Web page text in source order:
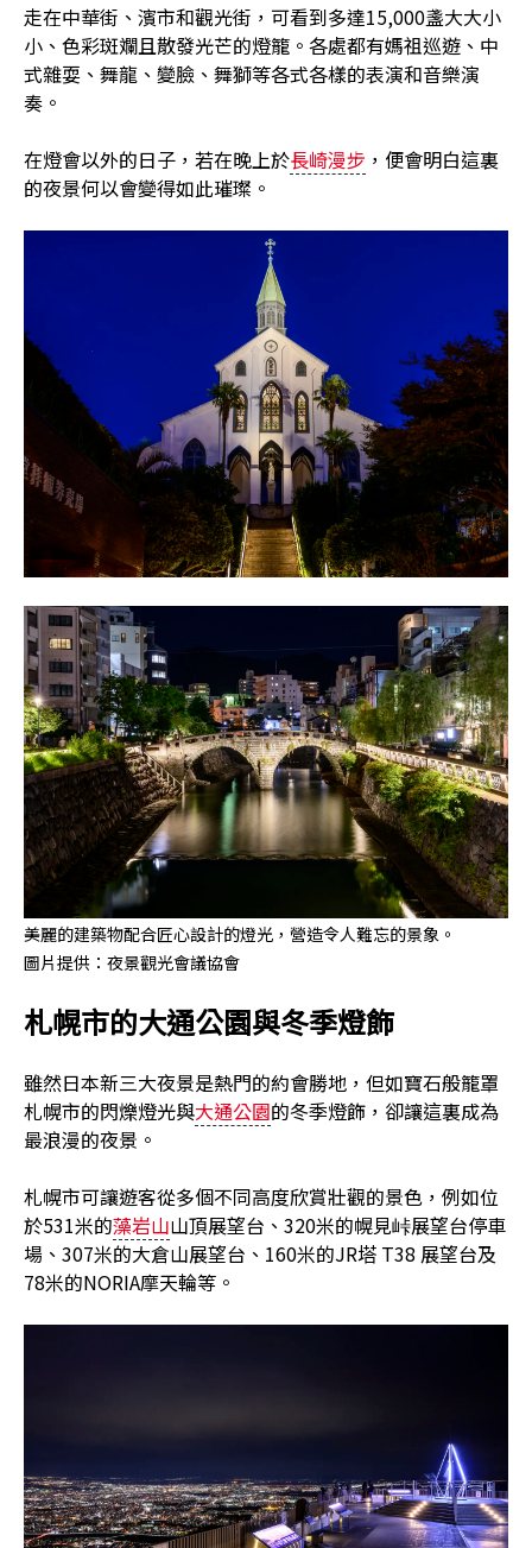
走在中華街、濱市和觀光街，可看到多達15,000盞大大小
小、色彩斑斕且散發光芒的燈籠。各處都有媽祖巡遊、中
式雜耍、舞龍、變臉、舞獅等各式各樣的表演和音樂演
奏。
在燈會以外的日子，若在晚上於長崎漫步 ，便會明白這裏
的夜景何以會變得如此璀璨。
美麗的建築物配合匠心設計的燈光，營造令人難忘的景象。
圖片提供：夜景觀光會議協會
札幌市的大通公園與冬季燈飾
雖然日本新三大夜景是熱門的約會勝地，但如寶石般籠罩
札幌市的閃爍燈光與大通公園的冬季燈飾，卻讓這裏成為
最浪漫的夜景。
札幌市可讓遊客從多個不同高度欣賞壯觀的景色，例如位
於531米的藻岩山山頂展望台、320米的幌見峠展望台停車
場、307米的大倉山展望台、160米的JR塔 T38 展望台及
78米的NORIA摩天輪等。